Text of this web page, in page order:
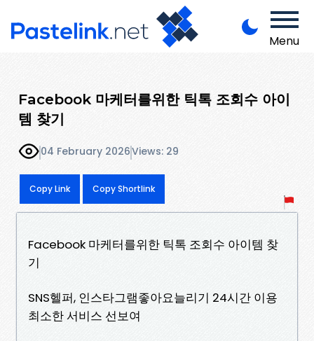
Menu
Facebook 마케터를위한 틱톡 조회수 아이
템 찾기
04 February 2026Views: 29
Copy Link Copy Shortlink
Facebook 마케터를위한 틱톡 조회수 아이템 찾
기
SNS헬퍼, 인스타그램좋아요늘리기 24시간 이용
최소한 서비스 선보여